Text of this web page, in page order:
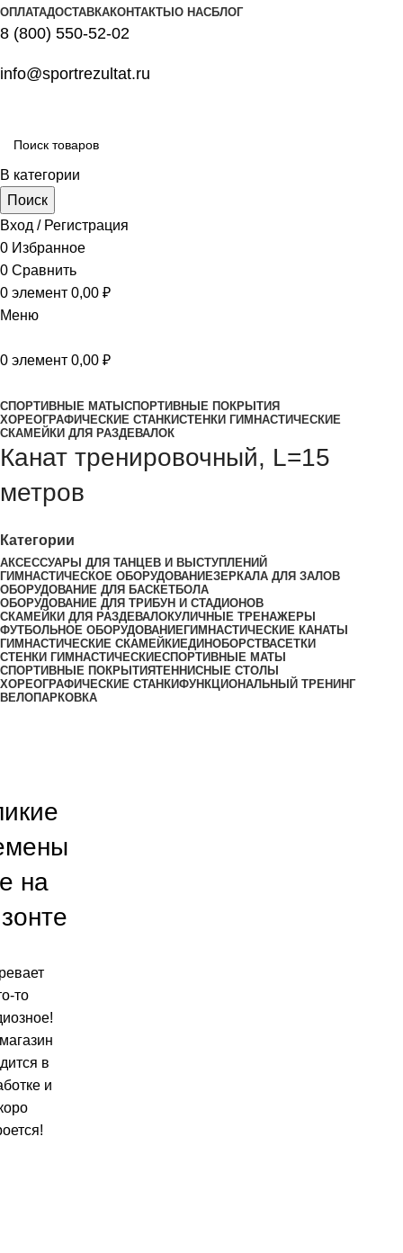
ОПЛАТАДОСТАВКАКОНТАКТЫ О НАСБЛОГ
8 (800) 550-52-02
info@sportrezultat.ru
В категории
Поиск
Вход / Регистрация
0 Избранное
0 Сравнить
0 элемент 0,00 ₽
Меню
0 элемент 0,00 ₽
СПОРТИВНЫЕ МАТЫ СПОРТИВНЫЕ ПОКРЫТИЯ
ХОРЕОГРАФИЧЕСКИЕ СТАНКИСТЕНКИ ГИМНАСТИЧЕСКИЕ
СКАМЕЙКИ ДЛЯ РАЗДЕВАЛОК
Канат тренировочный, L=15
метров
Категории
АКСЕССУАРЫ ДЛЯ ТАНЦЕВ И ВЫСТУПЛЕНИЙ
ГИМНАСТИЧЕСКОЕ ОБОРУДОВАНИЕЗЕРКАЛА ДЛЯ ЗАЛОВ
ОБОРУДОВАНИЕ ДЛЯ БАСКЕТБОЛА
ОБОРУДОВАНИЕ ДЛЯ ТРИБУН И СТАДИОНОВ
СКАМЕЙКИ ДЛЯ РАЗДЕВАЛОКУЛИЧНЫЕ ТРЕНАЖЕРЫ
ФУТБОЛЬНОЕ ОБОРУДОВАНИЕГИМНАСТИЧЕСКИЕ КАНАТЫ
ГИМНАСТИЧЕСКИЕ СКАМЕЙКИ ЕДИНОБОРСТВАСЕТКИ
СТЕНКИ ГИМНАСТИЧЕСКИЕСПОРТИВНЫЕ МАТЫ
СПОРТИВНЫЕ ПОКРЫТИЯТЕННИСНЫЕ СТОЛЫ
ХОРЕОГРАФИЧЕСКИЕ СТАНКИФУНКЦИОНАЛЬНЫЙ ТРЕНИНГ
ВЕЛОПАРКОВКА
на
то
в
и